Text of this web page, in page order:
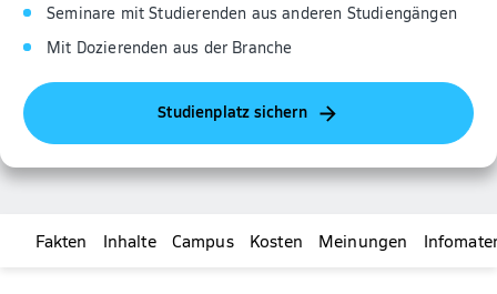
Seminare mit Studierenden aus anderen Studiengängen
Mit Dozierenden aus der Branche
Studienplatz sichern
Fakten Inhalte Campus Kosten Meinungen